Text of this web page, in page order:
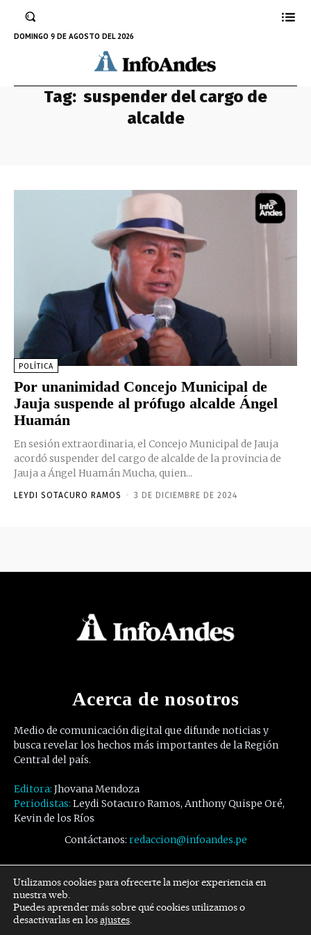
DOMINGO 9 DE AGOSTO DEL 2026
Tag: suspender del cargo de
alcalde
POLÍTICA
Por unanimidad Concejo Municipal de
Jauja suspende al prófugo alcalde Ángel
Huamán
En sesión extraordinaria, el Concejo Municipal de Jauja
acordó suspender del cargo de alcalde de la provincia de
Jauja a Ángel Huamán Mucha, quien...
LEYDI SOTACURO RAMOS - 3 DE DICIEMBRE DE 2024
Acerca de nosotros
Medio de comunicación digital que difunde noticias y
busca revelar los hechos más importantes de la Región
Central del país.
Editora: Jhovana Mendoza
Periodistas: Leydi Sotacuro Ramos, Anthony Quispe Oré,
Kevin de los Ríos
Contáctanos: redaccion@infoandes.pe
Síguenos
Facebook Twitter Youtube
Utilizamos cookies para ofrecerte la mejor experiencia en
nuestra web.
Puedes aprender más sobre qué cookies utilizamos o
desactivarlas en losajustes.